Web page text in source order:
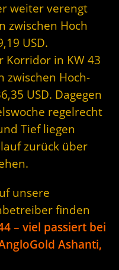
weiter verengt
zwischen Hoch
USD.
Korridor in KW 43
zwischen Hoch-
USD. Dagegen
regelrecht
Tief liegen
zurück über
unsere
finden
– viel passiert bei
Ashanti,